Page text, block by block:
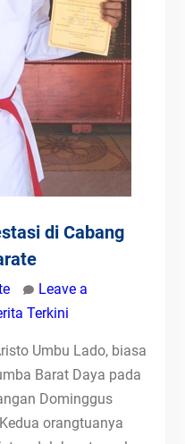
di Cabang
Leave a
Terkini
Umbu Lado, biasa
Barat Daya pada
Dominggus
orangtuanya